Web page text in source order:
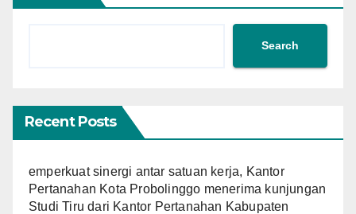
Search
Recent Posts
emperkuat sinergi antar satuan kerja, Kantor
Pertanahan Kota Probolinggo menerima kunjungan
Studi Tiru dari Kantor Pertanahan Kabupaten